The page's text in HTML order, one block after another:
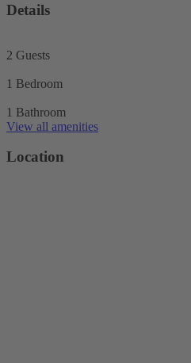
Details
2 Guests
1 Bedroom
1 Bathroom
View all amenities
Location